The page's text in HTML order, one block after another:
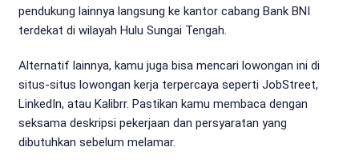
pendukung lainnya langsung ke kantor cabang Bank BNI
terdekat di wilayah Hulu Sungai Tengah.
Alternatif lainnya, kamu juga bisa mencari lowongan ini di
situs-situs lowongan kerja terpercaya seperti JobStreet,
LinkedIn, atau Kalibrr. Pastikan kamu membaca dengan
seksama deskripsi pekerjaan dan persyaratan yang
dibutuhkan sebelum melamar.